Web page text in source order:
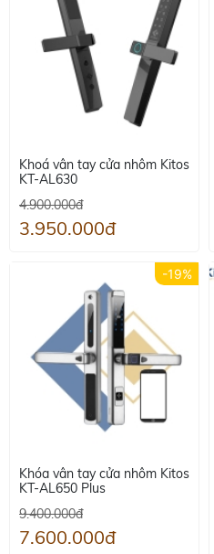
Khoá vân tay cửa nhôm Kitos
KT-AL630
4.900.000đ
3.950.000đ
Khóa vân tay cửa nhôm Kitos
KT-AL650 Plus
9.400.000đ
7.600.000đ
-19%